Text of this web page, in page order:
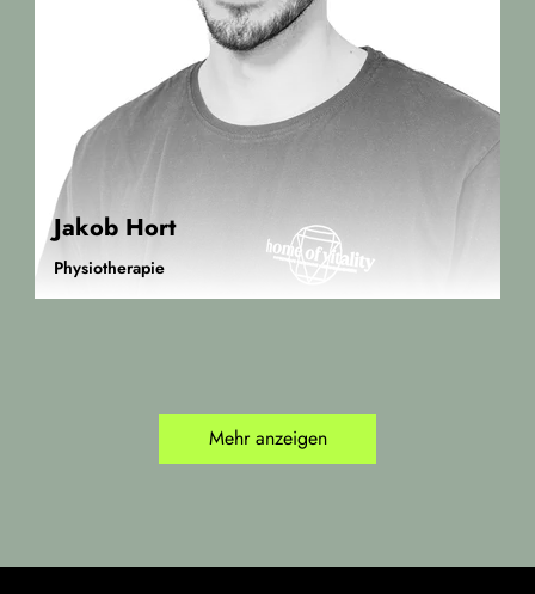
Jakob Hort
Physiotherapie
Mehr anzeigen